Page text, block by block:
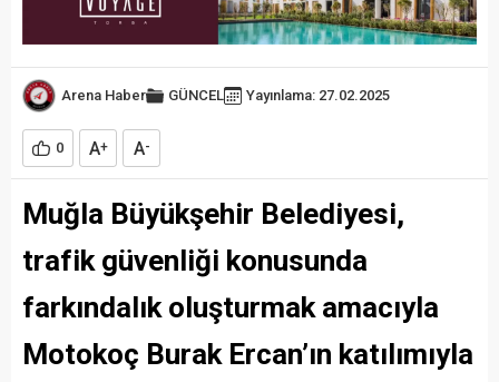
Arena Haber GÜNCEL Yayınlama: 27.02.2025
0 A+ A-
Muğla Büyükşehir Belediyesi,
trafik güvenliği konusunda
farkındalık oluşturmak amacıyla
Motokoç Burak Ercan’ın katılımıyla